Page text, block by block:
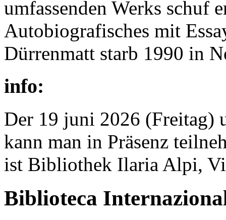
umfassenden Werks schuf
Autobiografisches mit
Dürrenmatt starb 1990 in
info:
Der 19 juni 2026 (Freitag)
kann man in Präsenz
ist Bibliothek Ilaria Alpi,
Biblioteca